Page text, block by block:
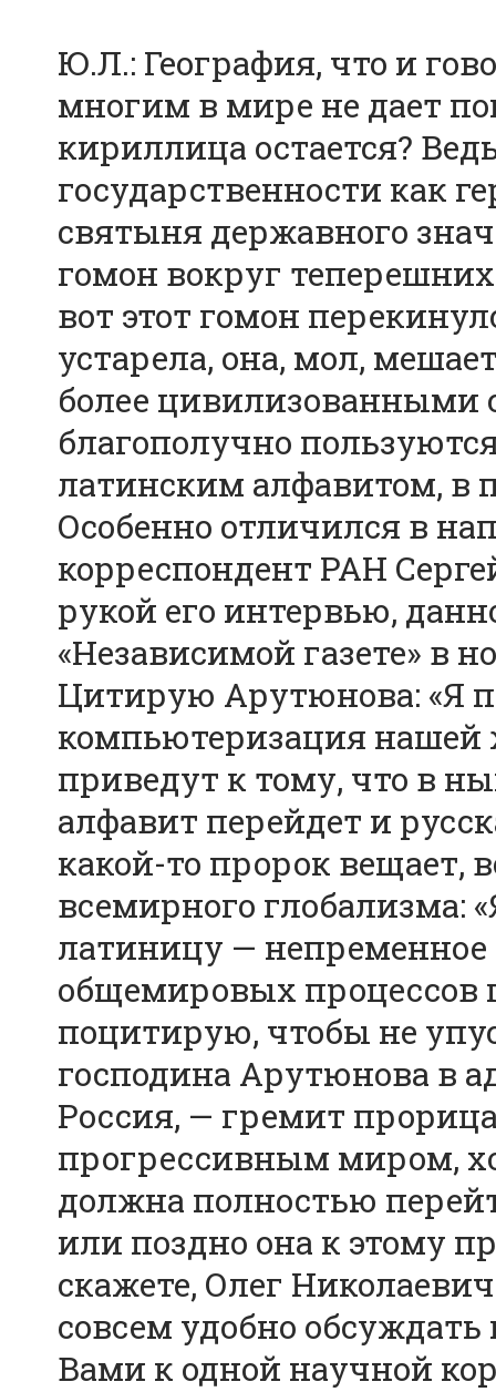
Ю.Л.: География, что и
многим в мире не дает
кириллица остается?
государственности как
святыня державного
гомон вокруг
вот этот гомон
устарела, она, мол,
более цивилизованными
благополучно
латинским алфавитом, в
Особенно отличился в
корреспондент РАН
рукой его интервью,
«Независимой газете» в
Цитирую Арутюнова: «Я
компьютеризация нашей
приведут к тому, что в
алфавит перейдет и
какой-то пророк вещает,
всемирного глобализма:
латиницу —
общемировых процессов
поцитирую, чтобы не
господина Арутюнова в
Россия, — гремит
прогрессивным миром,
должна полностью
или поздно она к этому
скажете, Олег
совсем удобно
Вами к одной научной